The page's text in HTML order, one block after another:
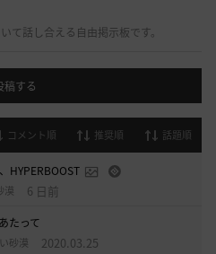
て話し合える自由掲示板です。
稿する
コメント順 推奨順 話題順
HYPERBOOST
漠 6 日前
たって
砂漠 2020.03.25